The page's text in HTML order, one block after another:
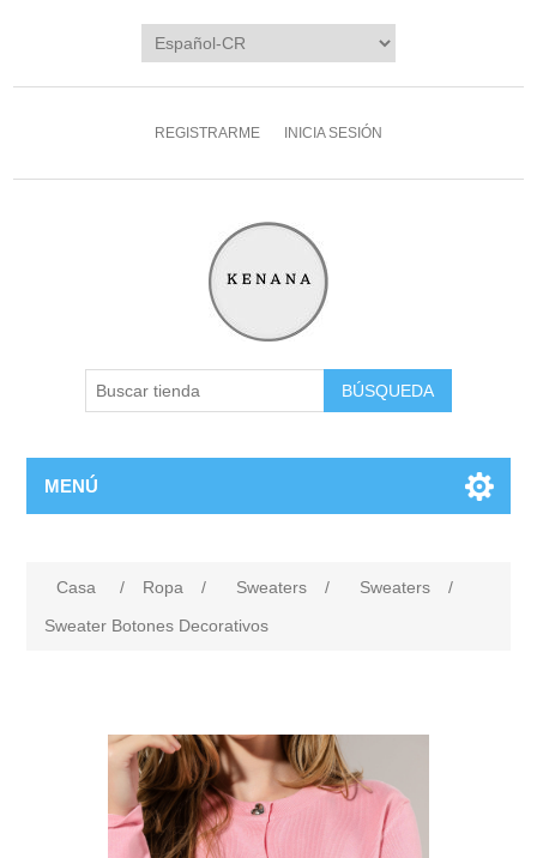
REGISTRARME INICIA SESIÓN
MENÚ
Casa / Ropa / Sweaters / Sweaters
/
Sweater Botones Decorativos